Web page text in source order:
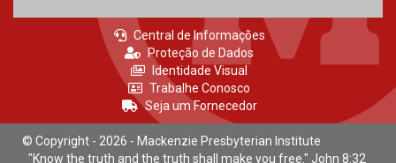
Central de Informações
Proteção de Dados
Identidade Visual
Trabalhe Conosco
Seja um Fornecedor
© Copyright - 2026 - Mackenzie Presbyterian Institute
"Know the truth and the truth shall make you free." John 8:32